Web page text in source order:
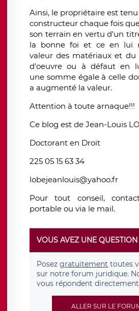
Ainsi, le propriétaire est
constructeur chaque fois
son terrain en vertu d'un
la bonne foi et ce en lui
valeur des matériaux et
d'oeuvre ou à défaut en
une somme égale à celle
a augmenté la valeur.
Attention à toute arnaque!!!
Ce blog est de Jean-Louis
Doctorant en Droit
225 05 15 63 34
lobejeanlouis@yahoo.fr
Pour tout conseil,
portable ou via le mail.
VOUS AVEZ UNE QUESTION
Posez gratuitement toutes
sur notre forum juridique.
vous répondent
ALLER SUR LE